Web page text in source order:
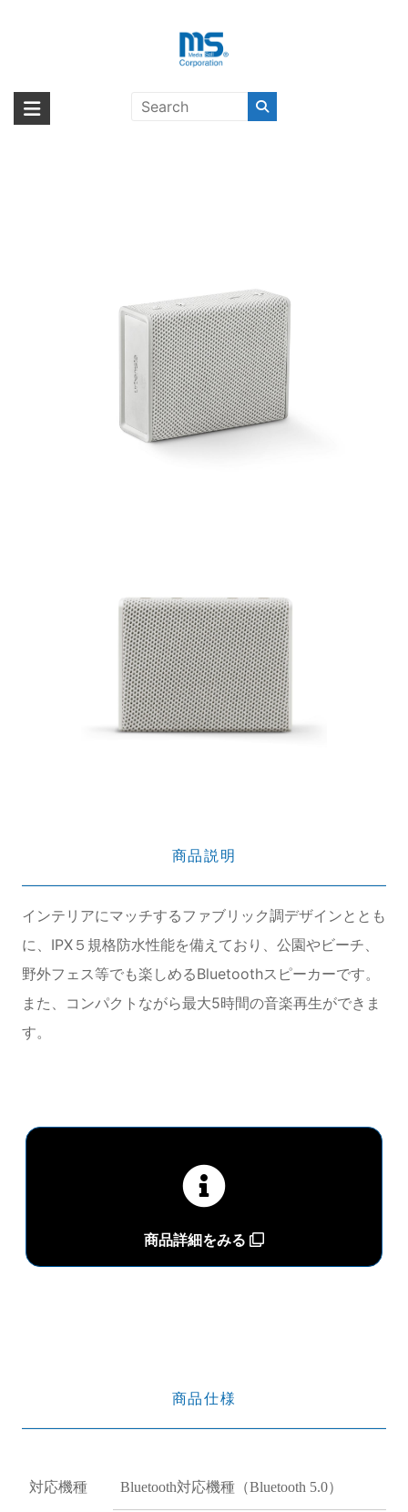
海外輸入ブランド商品｜株式会社
海外事業部が取り揃えている海外輸入商品には、日本では珍しい「海外ブ
ランド」をはじめ「ユニークな商品」「機能的な商品」「コストパフォー
SYDNEY White Mist White〔アー
商品説明
インテリアにマッチするファブリック調デザインととも
に、IPX５規格防水性能を備えており、公園やビーチ、
野外フェス等でも楽しめるBluetoothスピーカーです。
また、コンパクトながら最大5時間の音楽再生ができま
す。
商品詳細をみる
商品仕様
対応機種 Bluetooth対応機種（Bluetooth 5.0）